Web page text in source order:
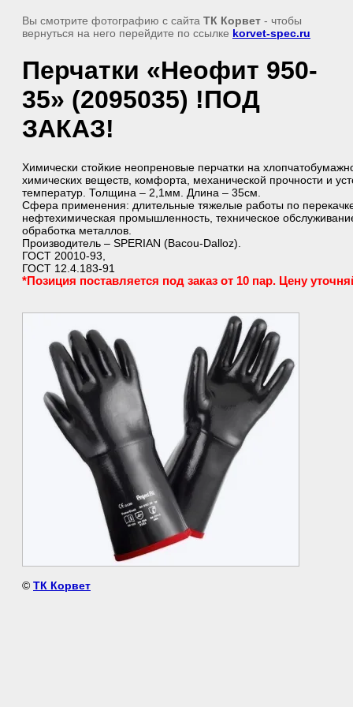
Вы смотрите фотографию с сайта ТК Корвет - чтобы
вернуться на него перейдите по ссылке korvet-spec.ru
Перчатки «Неофит 950-
35» (2095035) !ПОД
ЗАКАЗ!
Химически стойкие неопреновые перчатки на
химических веществ, комфорта, механической прочности и
температур. Толщина – 2,1мм. Длина – 35см.
Сфера применения: длительные тяжелые работы по
нефтехимическая промышленность, техническое
обработка металлов.
Производитель – SPERIAN (Bacou-Dalloz).
ГОСТ 20010-93,
ГОСТ 12.4.183-91
*Позиция поставляется под заказ от 10 пар. Цену
© ТК Корвет